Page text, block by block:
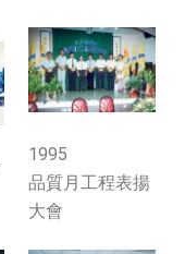
1995
品質月工程表揚
大會